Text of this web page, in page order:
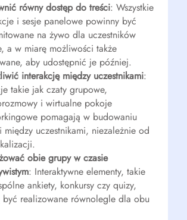
równy dostęp do treści: Wszystkie
i sesje panelowe powinny być
na żywo dla uczestników
a w miarę możliwości także
aby udostępnić je później.
interakcję między uczestnikami:
takie jak czaty grupowe,
i wirtualne pokoje
pomagają w budowaniu
między uczestnikami, niezależnie od
obie grupy w czasie
: Interaktywne elementy, takie
ankiety, konkursy czy quizy,
być realizowane równolegle dla obu